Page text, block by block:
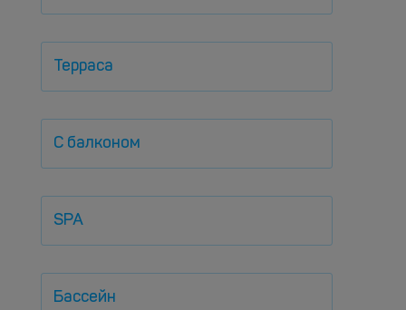
Терраса
С балконом
SPA
Бассейн